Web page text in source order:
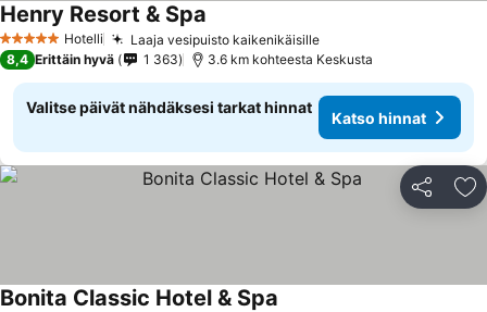
5 Tähtiluokitus
Hotelli Laaja vesipuisto kaikenikäisilleKatso hinnat
Henry Resort & Spa
8,4 Erittäin hyvä 1 363 3.6 km kohteesta Keskusta
Valitse päivät nähdäksesi tarkat hinnat
Katso hinnat
Jaa
Bonita Classic Hotel & Spa